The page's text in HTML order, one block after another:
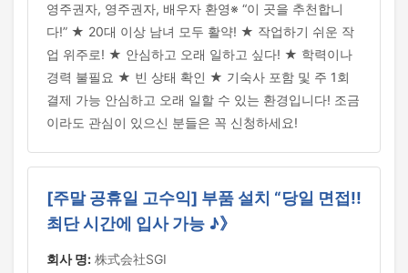
영주권자, 영주권자, 배우자 환영※ “이 곳을 추천합니
다!” ★ 20대 이상 남녀 모두 활약! ★ 작업하기 쉬운 작
업 위주로! ★ 안심하고 오래 일하고 싶다! ★ 학력이나
경력 불필요 ★ 빈 상태 확인 ★ 기숙사 포함 및 주 1회
결제 가능 안심하고 오래 일할 수 있는 환경입니다! 조금
이라도 관심이 있으신 분들은 꼭 신청하세요!
[주말 공휴일 고수익] 부품 설치 “당일 면접!!
최단 시간에 입사 가능 ♪》
회사 명: 株式会社SGI